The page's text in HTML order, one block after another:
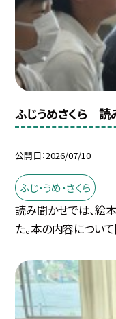
ふじうめさくら
公開日 2026/07/10
ふじ・うめ・さくら
読み聞かせでは、絵
た。本の内容につい